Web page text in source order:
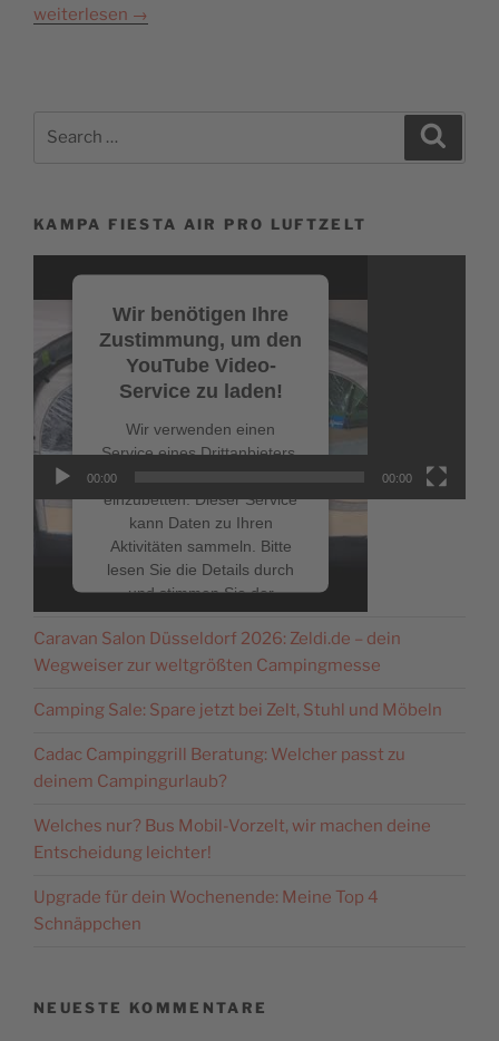
weiterlesen →
KAMPA FIESTA AIR PRO LUFTZELT
Wir benötigen Ihre
Zustimmung, um den
YouTube Video-
Service zu laden!
Wir verwenden einen
Service eines Drittanbieters,
einzubetten. Dieser Service
kann Daten zu Ihren
Aktivitäten sammeln. Bitte
lesen Sie die Details durch
und stimmen Sie der
Nutzung des Service zu, um
dieses Video anzusehen.
Mehr Informationen
Akzeptieren
Consent Management
Platform&eRecht24
00:00 00:00
NEUESTE BEITRÄGE
Caravan Salon Düsseldorf 2026: Zeldi.de – dein
Wegweiser zur weltgrößten Campingmesse
Camping Sale: Spare jetzt bei Zelt, Stuhl und Möbeln
Cadac Campinggrill Beratung: Welcher passt zu
deinem Campingurlaub?
Welches nur? Bus Mobil-Vorzelt, wir machen deine
Entscheidung leichter!
Upgrade für dein Wochenende: Meine Top 4
Schnäppchen
NEUESTE KOMMENTARE